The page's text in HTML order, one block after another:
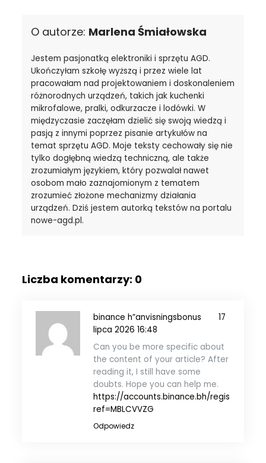
O autorze: Marlena Śmiałowska
Jestem pasjonatką elektroniki i sprzętu AGD.
Ukończyłam szkołę wyższą i przez wiele lat
pracowałam nad projektowaniem i doskonaleniem
różnorodnych urządzeń, takich jak kuchenki
mikrofalowe, pralki, odkurzacze i lodówki. W
międzyczasie zaczęłam dzielić się swoją wiedzą i
pasją z innymi poprzez pisanie artykułów na
temat sprzętu AGD. Moje teksty cechowały się nie
tylko dogłębną wiedzą techniczną, ale także
zrozumiałym językiem, który pozwalał nawet
osobom mało zaznajomionym z tematem
zrozumieć złożone mechanizmy działania
urządzeń. Dziś jestem autorką tekstów na portalu
nowe-agd.pl.
Liczba komentarzy: 0
binance h”anvisningsbonus
17
lipca 2026 16:48
Can you be more specific about
the content of your article? After
reading it, I still have some
doubts. Hope you can help me.
https://accounts.binance.bh/register/
ref=MBLCVVZG
Odpowiedz